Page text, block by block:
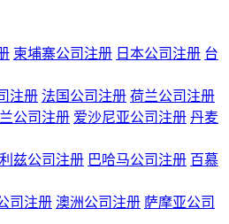
柬埔寨公司注册 日本公司注册 台
注册 法国公司注册 荷兰公司注册
公司注册 爱沙尼亚公司注册 丹麦
兹公司注册 巴哈马公司注册 百慕
司注册 澳洲公司注册 萨摩亚公司